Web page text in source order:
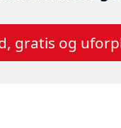
gratis og